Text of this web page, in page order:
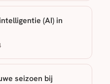
(AI) in
seizoen bij